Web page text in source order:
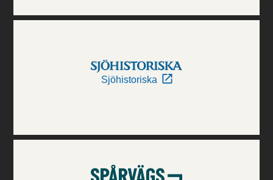
Sjöhistoriska